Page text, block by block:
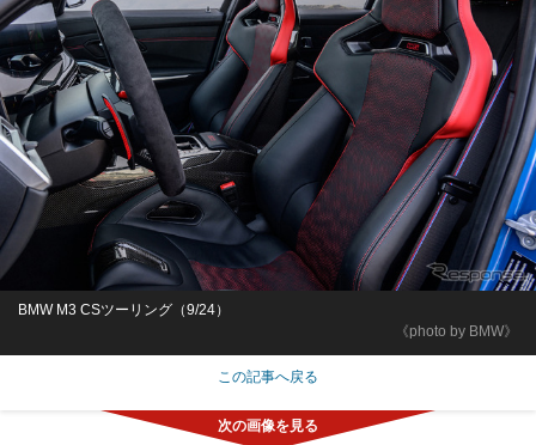
《photo by BMW》
BMW M3 CSツーリング（9/24）
この記事へ戻る